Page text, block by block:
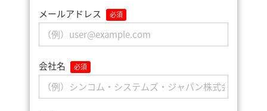
メールアドレス
会社名